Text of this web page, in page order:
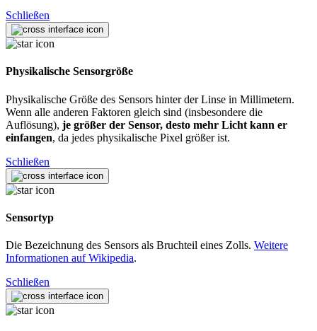
Schließen
Physikalische Sensorgröße
Physikalische Größe des Sensors hinter der Linse in Millimetern.
Wenn alle anderen Faktoren gleich sind (insbesondere die
Auflösung), je größer der Sensor, desto mehr Licht kann er
einfangen, da jedes physikalische Pixel größer ist.
Schließen
Sensortyp
Die Bezeichnung des Sensors als Bruchteil eines Zolls. Weitere
Informationen auf Wikipedia.
Schließen